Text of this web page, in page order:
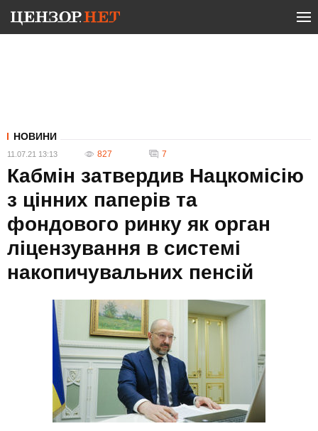
НОВИНИ
11.07.21 13:13 827 7
Кабмін затвердив Нацкомісію
з цінних паперів та
фондового ринку як орган
ліцензування в системі
накопичувальних пенсій